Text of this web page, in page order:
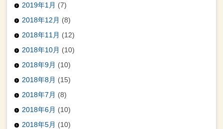
2019年1月 (7)
2018年12月 (8)
2018年11月 (12)
2018年10月 (10)
2018年9月 (10)
2018年8月 (15)
2018年7月 (8)
2018年6月 (10)
2018年5月 (10)